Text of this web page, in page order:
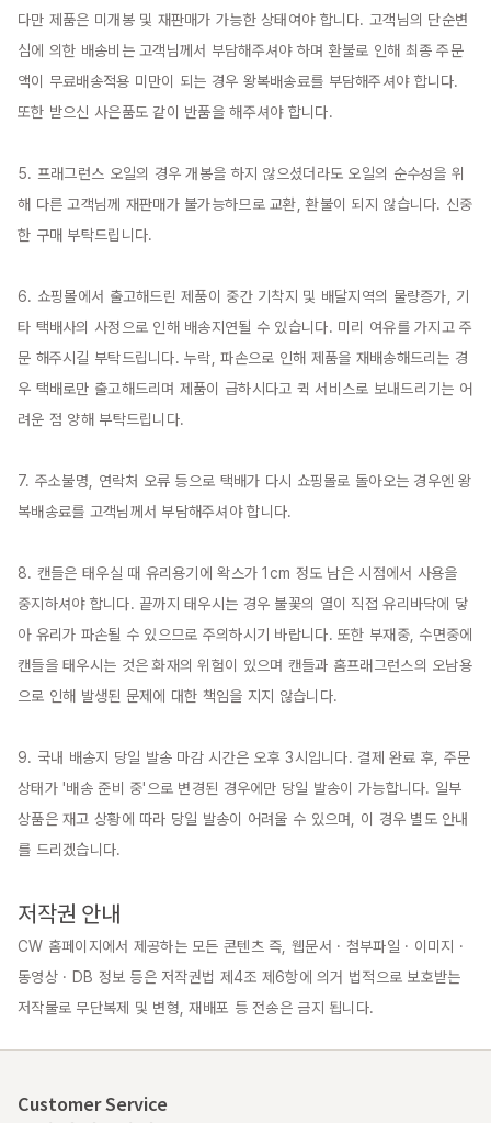
다만 제품은 미개봉 및 재판매가 가능한 상태여야 합니다. 고객님의 단순변
심에 의한 배송비는 고객님께서 부담해주셔야 하며 환불로 인해 최종 주문
액이 무료배송적용 미만이 되는 경우 왕복배송료를 부담해주셔야 합니다.
또한 받으신 사은품도 같이 반품을 해주셔야 합니다.
5. 프래그런스 오일의 경우 개봉을 하지 않으셨더라도 오일의 순수성을 위
해 다른 고객님께 재판매가 불가능하므로 교환, 환불이 되지 않습니다. 신중
한 구매 부탁드립니다.
6. 쇼핑몰에서 출고해드린 제품이 중간 기착지 및 배달지역의 물량증가, 기
타 택배사의 사정으로 인해 배송지연될 수 있습니다. 미리 여유를 가지고 주
문 해주시길 부탁드립니다. 누락, 파손으로 인해 제품을 재배송해드리는 경
우 택배로만 출고해드리며 제품이 급하시다고 퀵 서비스로 보내드리기는 어
려운 점 양해 부탁드립니다.
7. 주소불명, 연락처 오류 등으로 택배가 다시 쇼핑몰로 돌아오는 경우엔 왕
복배송료를 고객님께서 부담해주셔야 합니다.
8. 캔들은 태우실 때 유리용기에 왁스가 1cm 정도 남은 시점에서 사용을
중지하셔야 합니다. 끝까지 태우시는 경우 불꽃의 열이 직접 유리바닥에 닿
아 유리가 파손될 수 있으므로 주의하시기 바랍니다. 또한 부재중, 수면중에
캔들을 태우시는 것은 화재의 위험이 있으며 캔들과 홈프래그런스의 오남용
으로 인해 발생된 문제에 대한 책임을 지지 않습니다.
9. 국내 배송지 당일 발송 마감 시간은 오후 3시입니다. 결제 완료 후, 주문
상태가 '배송 준비 중'으로 변경된 경우에만 당일 발송이 가능합니다. 일부
상품은 재고 상황에 따라 당일 발송이 어려울 수 있으며, 이 경우 별도 안내
를 드리겠습니다.
저작권 안내
CW 홈페이지에서 제공하는 모든 콘텐츠 즉, 웹문서 · 첨부파일 · 이미지 ·
동영상 · DB 정보 등은 저작권법 제4조 제6항에 의거 법적으로 보호받는
저작물로 무단복제 및 변형, 재배포 등 전송은 금지 됩니다.
Customer Service